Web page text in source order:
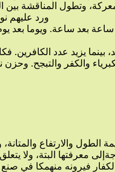
إذا انهارت كل حجج الكافرين ولم يعد لديهم ما يقال، بدءوا يخرجون عن حدود الأدب ويشتمون نبي الله قال تعالى (قَالَ الْمَلأُ مِن قَوْمِهِ إِنَّا لَنَرَاكَ فِي ضَلاَلٍ مُّبِينٍ)[4]
ورد عليهم نوح بأدب الأنبياء العظيم قال تعالى (قَالَ يَا قَوْمِ لَيْسَ بِي ضَلاَلَةٌ وَلَكِنِّي رَسُولٌ مِّن رَّبِّ الْعَالَمِينَ{61} أُبَلِّغُكُمْ رِسَالاَتِ رَبِّي وَأَنصَحُ لَكُمْ وَأَعْلَمُ مِنَ اللّهِ مَا لاَ تَعْلَمُونَ)[5]
والكفر والتبجح. وحزن نوح على قومه. لكنه لم يبلغ درجة اليأس. ظل محتفظا بالأمل طوال 950 سنة. ويبدو أن
أهمية لها، إلى مضمون القصة ومغزاها المهم.